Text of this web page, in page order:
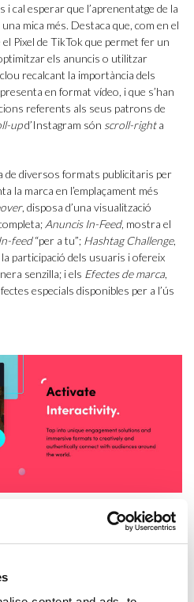
cal esperar que l’aprenentatge de la
mica més. Destaca que, com en el
Pixel de TikTok que permet fer un
els anuncis o utilitzar
recalcant la importància dels
en format vídeo, i que s’han
referents als seus patrons de
upd’Instagram són scroll-righta
de diversos formats publicitaris per
la marca en l’emplaçament més
, disposa d’una visualització
Anuncis In-Feed, mostra el
In-feed“per a tu”; Hashtag Challenge,
participació dels usuaris i ofereix
senzilla; i els Efectes de marca,
especials disponibles per a l’ús
les empreses o professionals